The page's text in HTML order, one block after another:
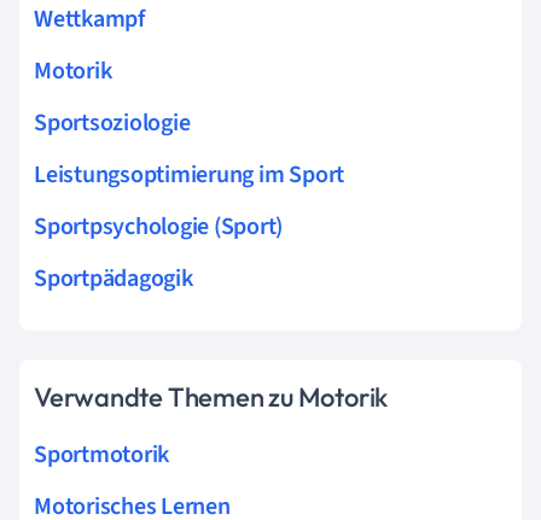
Wettkampf
Motorik
Sportsoziologie
Leistungsoptimierung im Sport
Sportpsychologie (Sport)
Sportpädagogik
Verwandte Themen zu Motorik
Sportmotorik
Motorisches Lernen